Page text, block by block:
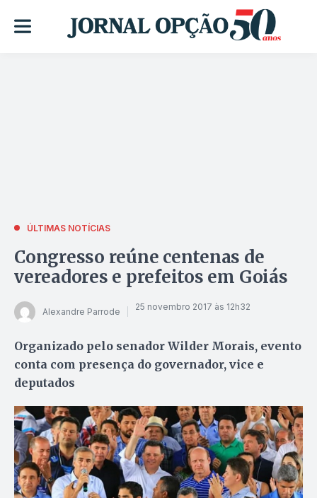
ÚLTIMAS NOTÍCIAS
Congresso reúne centenas de
vereadores e prefeitos em Goiás
Alexandre Parrode 25 novembro 2017 às 12h32
Organizado pelo senador Wilder Morais, evento
conta com presença do governador, vice e
deputados